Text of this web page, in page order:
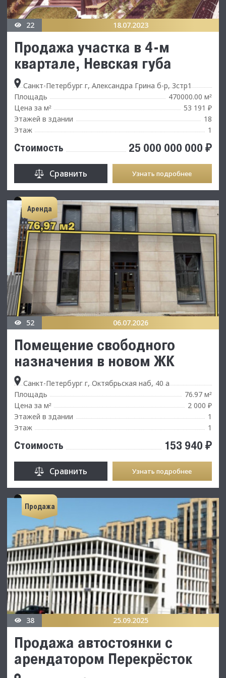
22 18.07.2023
Продажа участка в 4-м
квартале, Невская губа
Санкт-Петербург г, Александра Грина б-р, 3стр1
Площадь
470000.00 м²
Цена за м²
53 191 ₽
Этажей в здании
18
Этаж
1
Стоимость 25 000 000 000 ₽
Сравнить Узнать подробнее
Аренда
52 06.07.2026
Помещение свободного
назначения в новом ЖК
Санкт-Петербург г, Октябрьская наб, 40 а
Площадь
76.97 м²
Цена за м²
2 000 ₽
Этажей в здании
1
Этаж
1
Стоимость 153 940 ₽
Сравнить Узнать подробнее
Продажа
38 25.09.2025
Продажа автостоянки с
арендатором Перекрёсток